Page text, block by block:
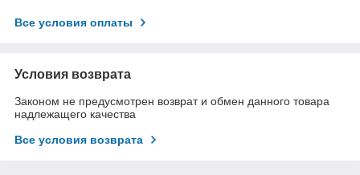
Все условия оплаты
Условия возврата
Законом не предусмотрен возврат и обмен данного товара
надлежащего качества
Все условия возврата